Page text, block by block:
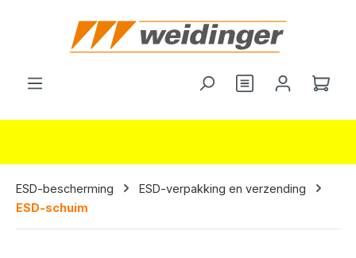
Je hebt 0 items
ESD-bescherming
ESD-verpakking en verzending
ESD-schuim